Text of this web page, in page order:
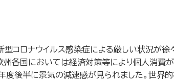
型コロナウイルス感染症による厳しい状況が
州各国においては経済対策等により個人消
度後半に景気の減速感が見られました。世界